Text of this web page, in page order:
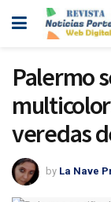
Palermo
veredas
by La Nave